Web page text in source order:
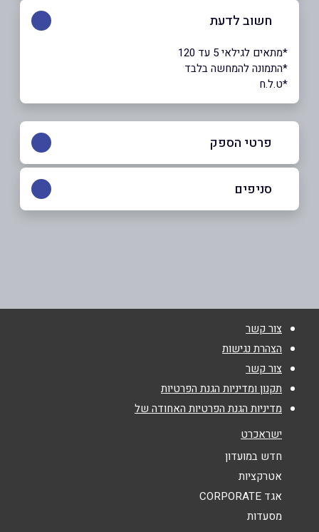
חשוב לדעת
*מתאים לגילאי 5 עד 120
*התמונה להמחשה בלבד
*ט.ל.ח
פרטי הספק
באתר בפייסבוק
באינסטגרם
שם מלא*
טלפון*
אימייל*
נושא*
אנא חזרו אלי בקשר ל...
הודעה
סניפים
צור קשר
הצהרת נגישות
צור קשר
תקנון ומדיניות הגנת הפרטיות
מדיניות הגנת הפרטיות האחודה של
ישראכרט
חדש במועדון
אטרקציות
אגד CORPORATE
מסעדות